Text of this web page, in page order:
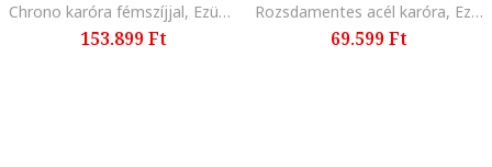
Chrono karóra fémszíjjal, Ezüstszín
153.899 Ft
Rozsdamentes acél karóra, Ezüstszín
69.599 Ft